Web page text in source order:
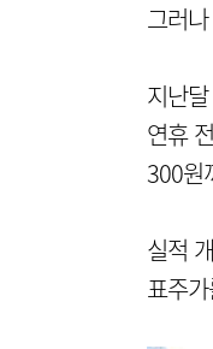
그러
지난
연휴
300원
실적
표주